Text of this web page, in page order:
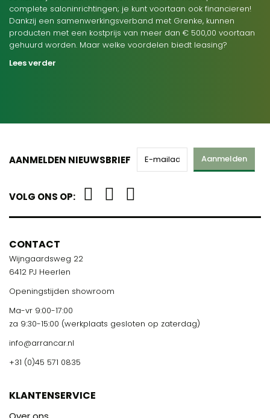
complete saloninrichtingen; je kunt voortaan ook financieren!
Dankzij een samenwerkingsverband met Grenke, kunnen
producten met een kostprijs van meer dan € 500,00 voortaan
gehuurd worden. Maar welke voordelen biedt leasing?
Lees verder
AANMELDEN NIEUWSBRIEF Aanmelden
VOLG ONS OP:
CONTACT
Wijngaardsweg 22
6412 PJ Heerlen
Openingstijden showroom
Ma-vr 9:00-17:00
za 9:30-15:00 (werkplaats gesloten op zaterdag)
info@arrancar.nl
+31 (0)45 571 0835
KLANTENSERVICE